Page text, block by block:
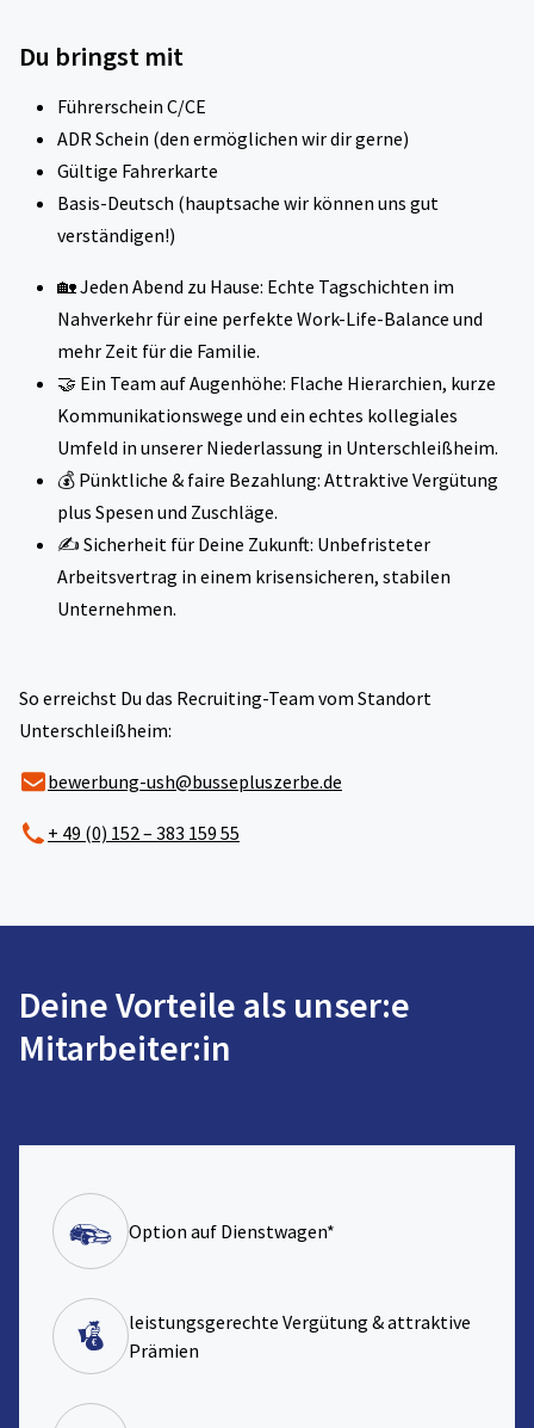
Du bringst mit
Führerschein C/CE
ADR Schein (den ermöglichen wir dir gerne)
Gültige Fahrerkarte
Basis-Deutsch (hauptsache wir können uns gut
verständigen!)
🏡 Jeden Abend zu Hause: Echte Tagschichten im
Nahverkehr für eine perfekte Work-Life-Balance und
mehr Zeit für die Familie.
🤝 Ein Team auf Augenhöhe: Flache Hierarchien, kurze
Kommunikationswege und ein echtes kollegiales
Umfeld in unserer Niederlassung in Unterschleißheim.
💰 Pünktliche & faire Bezahlung: Attraktive Vergütung
plus Spesen und Zuschläge.
✍️ Sicherheit für Deine Zukunft: Unbefristeter
Arbeitsvertrag in einem krisensicheren, stabilen
Unternehmen.
So erreichst Du das Recruiting-Team vom Standort
Unterschleißheim:
bewerbung-ush@bussepluszerbe.de
+ 49 (0) 152 – 383 159 55
Deine Vorteile als unser:e
Mitarbeiter:in
Option auf Dienstwagen*
leistungsgerechte Vergütung & attraktive
Prämien